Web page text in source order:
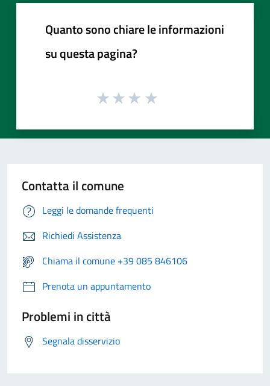
Quanto sono chiare le informazioni
su questa pagina?
Contatta il comune
Leggi le domande frequenti
Richiedi Assistenza
Chiama il comune +39 085 846106
Prenota un appuntamento
Problemi in città
Segnala disservizio